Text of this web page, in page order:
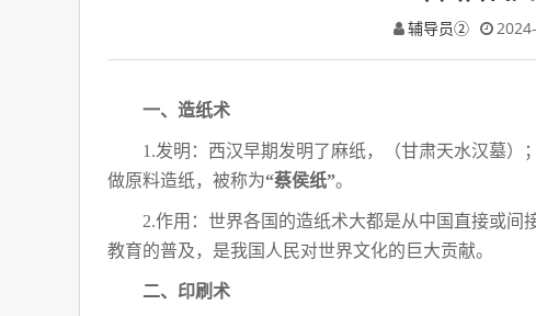
辅导员②
一、造纸术
1.发明：西汉早期发明了麻纸，（甘肃天水汉墓）
做原料造纸，被称为“蔡侯纸”。
2.作用：世界各国的造纸术大都是从中国直接或间
教育的普及，是我国人民对世界文化的巨大贡献。
二、印刷术